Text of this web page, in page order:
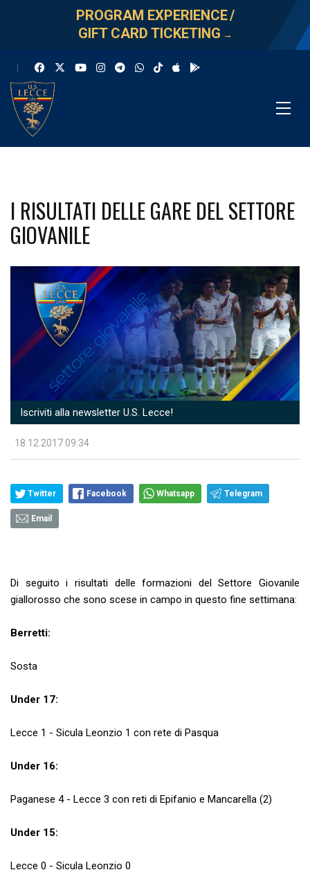
PROGRAM EXPERIENCE/
GIFT CARD TICKETING →
I RISULTATI DELLE GARE DEL SETTORE
GIOVANILE
Iscriviti alla newsletter U.S. Lecce!
18.12.2017 09:34
Twitter Facebook Whatsapp Telegram
Email
Di seguito i risultati delle formazioni del Settore Giovanile
giallorosso che sono scese in campo in questo fine settimana:
Berretti:
Sosta
Under 17:
Lecce 1 - Sicula Leonzio 1 con rete di Pasqua
Under 16:
Paganese 4 - Lecce 3 con reti di Epifanio e Mancarella (2)
Under 15:
Lecce 0 - Sicula Leonzio 0